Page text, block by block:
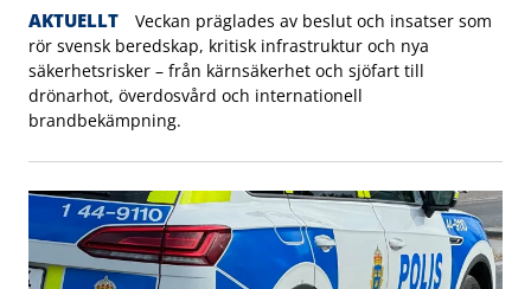
AKTUELLT
Veckan präglades av beslut och insatser som
rör svensk beredskap, kritisk infrastruktur och nya
säkerhetsrisker – från kärnsäkerhet och sjöfart till
drönarhot, överdosvård och internationell
brandbekämpning.